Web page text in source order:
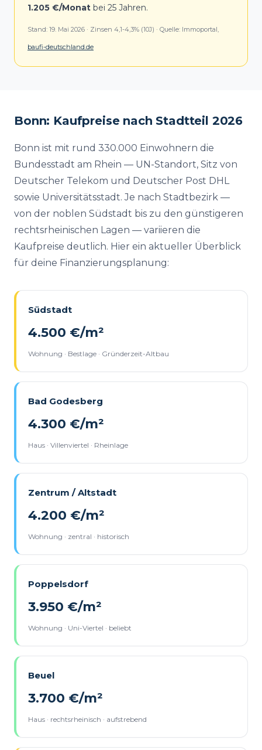
1.205 €/Monat bei 25 Jahren.
Stand: 19. Mai 2026 · Zinsen 4,1-4,3% (10J) · Quelle: Immoportal,
baufi-deutschland.de
Bonn: Kaufpreise nach Stadtteil 2026
Bonn ist mit rund 330.000 Einwohnern die
Bundesstadt am Rhein — UN-Standort, Sitz von
Deutscher Telekom und Deutscher Post DHL
sowie Universitätsstadt. Je nach Stadtbezirk —
von der noblen Südstadt bis zu den günstigeren
rechtsrheinischen Lagen — variieren die
Kaufpreise deutlich. Hier ein aktueller Überblick
für deine Finanzierungsplanung:
Südstadt
4.500 €/m²
Wohnung · Bestlage · Gründerzeit-Altbau
Bad Godesberg
4.300 €/m²
Haus · Villenviertel · Rheinlage
Zentrum / Altstadt
4.200 €/m²
Wohnung · zentral · historisch
Poppelsdorf
3.950 €/m²
Wohnung · Uni-Viertel · beliebt
Beuel
3.700 €/m²
Haus · rechtsrheinisch · aufstrebend